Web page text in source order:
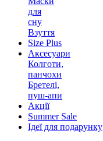
для
сну
Взуття
Size Plus
Аксесуари
Колготи,
панчохи
Бретелі,
пуш-апи
Акції
Summer Sale
Ідеї для подарунку